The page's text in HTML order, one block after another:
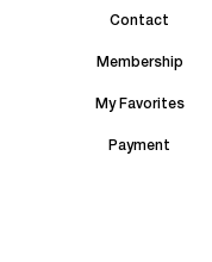
Contact
Membership
My Favorites
Payment